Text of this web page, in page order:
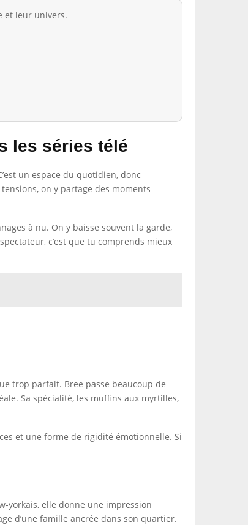
et leur univers.
les séries télé
un espace du quotidien, donc
on y partage des moments
à nu. On y baisse souvent la garde,
c’est que tu comprends mieux
trop parfait. Bree passe beaucoup de
Sa spécialité, les muffins aux myrtilles,
et une forme de rigidité émotionnelle. Si
yorkais, elle donne une impression
d’une famille ancrée dans son quartier.